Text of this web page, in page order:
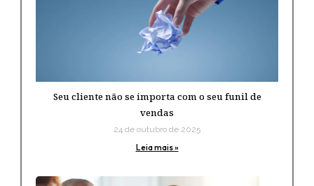
Seu cliente não se importa com o seu funil de
vendas
24 de outubro de 2025
Leia mais »